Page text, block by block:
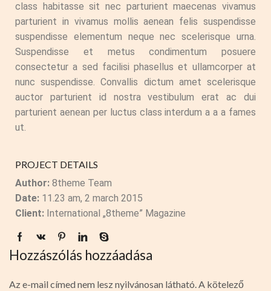
class habitasse sit nec parturient maecenas vivamus
parturient in vivamus mollis aenean felis suspendisse
suspendisse elementum neque nec scelerisque urna.
Suspendisse et metus condimentum posuere
consectetur a sed facilisi phasellus et ullamcorper at
nunc suspendisse. Convallis dictum amet scelerisque
auctor parturient id nostra vestibulum erat ac dui
parturient aenean per luctus class interdum a a a fames
ut.
PROJECT DETAILS
Author: 8theme Team
Date: 11.23 am, 2 march 2015
Client: International „8theme” Magazine
Hozzászólás hozzáadása
Az e-mail címed nem lesz nyilvánosan látható. A kötelező